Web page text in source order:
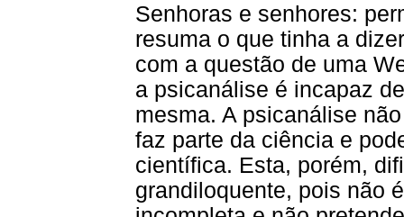
Senhoras e senhores:
resuma o que tinha a
com a questão de uma
a psicanálise é incapaz
mesma. A psicanálise
faz parte da ciência e
científica. Esta, porém,
grandiloquente, pois não